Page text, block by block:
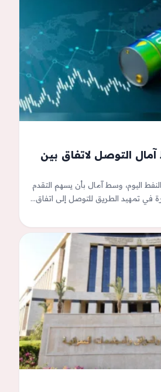
التوصل لاتفاق بين
اليوم، وسط آمال بأن يسهم التقدم
في تمهيد الطريق للتوصل إلى اتفاق…